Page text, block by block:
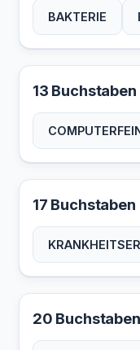
BAKTERIE
13 Buchstaben
17 Buchstaben
20 Buchstaben